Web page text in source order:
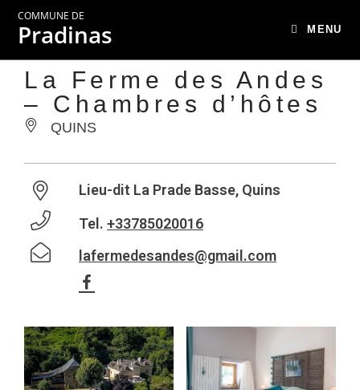
COMMUNE DE
Pradinas MENU
La Ferme des Andes
– Chambres d’hôtes
QUINS
Lieu-dit La Prade Basse, Quins
Tel. +33785020016
lafermedesandes@gmail.com